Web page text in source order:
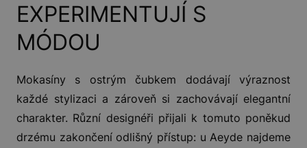
EXPERIMENTUJÍ S
MÓDOU
Mokasíny s ostrým čubkem dodávají výraznost
každé stylizaci a zároveň si zachovávají elegantní
charakter. Různí designéři přijali k tomuto poněkud
drzému zakončení odlišný přístup: u Aeyde najdeme